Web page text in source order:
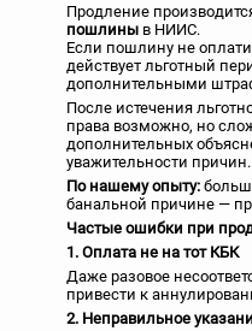
Продление
пошлины в НИИС.
Если пошлину не
действует льготный
дополнительными
После истечения
права возможно, но
дополнительных
уважительности причин.
По нашему опыту:
банальной причине —
Частые ошибки при
1. Оплата не на тот КБК
Даже разовое
привести к
2. Неправильное